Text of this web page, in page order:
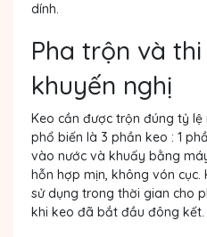
dính.
Pha trộn và
khuyến nghị
Keo cần được trộn đúng tỷ
phổ biến là 3 phần keo : 1
vào nước và khuấy bằng
hỗn hợp mịn, không vón
sử dụng trong thời gian cho
khi keo đã bắt đầu đông kết.